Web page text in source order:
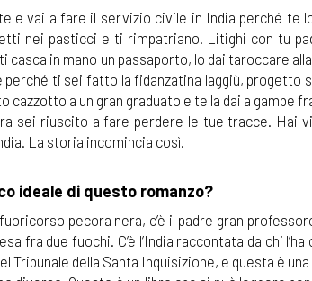
e vai a fare il servizio civile in India perché te
nei pasticci e ti rimpatriano. Litighi con tu
in mano un passaporto, lo dai taroccare
perché ti sei fatto la fidanzatina laggiù, progetto
cazzotto a un gran graduato e te la dai a
sei riuscito a fare perdere le tue tracce. Hai
La storia incomincia così.
ideale di questo romanzo?
pecora nera, c’è il padre gran
fra due fuochi. C’è l’India raccontata da chi
Tribunale della Santa Inquisizione, e questa è